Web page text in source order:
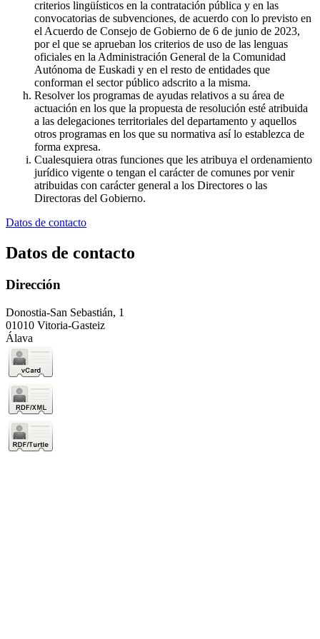
criterios lingüísticos en la contratación pública y en las
convocatorias de subvenciones, de acuerdo con lo previsto en
el Acuerdo de Consejo de Gobierno de 6 de junio de 2023,
por el que se aprueban los criterios de uso de las lenguas
oficiales en la Administración General de la Comunidad
Autónoma de Euskadi y en el resto de entidades que
conforman el sector público adscrito a la misma.
Resolver los programas de ayudas relativos a su área de
actuación en los que la propuesta de resolución esté atribuida
a las delegaciones territoriales del departamento y aquellos
otros programas en los que su normativa así lo establezca de
forma expresa.
Cualesquiera otras funciones que les atribuya el ordenamiento
jurídico vigente o tengan el carácter de comunes por venir
atribuidas con carácter general a los Directores o las
Directoras del Gobierno.
Datos de contacto
Datos de contacto
Dirección
Donostia-San Sebastián, 1
01010 Vitoria-Gasteiz
Álava